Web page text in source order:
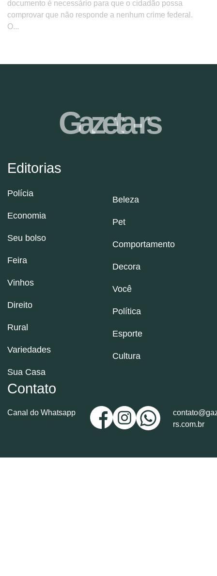
documento é necessário para que o cidadão possa
comprovar que não responde a nenhum crime federal.
O...
Editorias
Polícia
Economia
Seu bolso
Feira
Vinhos
Direito
Rural
Variedades
Sua Casa
Beleza
Pet
Comportamento
Decora
Você
Política
Esporte
Cultura
Contato
Canal do Whatsapp
rs.com.br
Gazeta-rs